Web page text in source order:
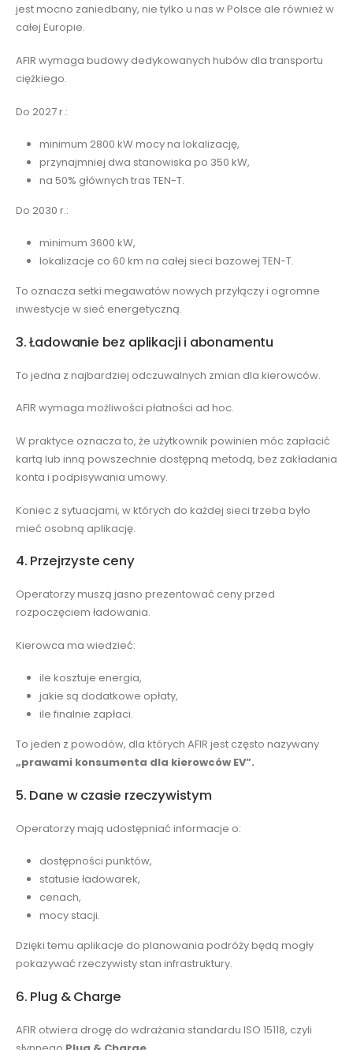
jest mocno zaniedbany, nie tylko u nas w Polsce ale również w
całej Europie.
AFIR wymaga budowy dedykowanych hubów dla transportu
ciężkiego.
Do 2027 r.:
minimum 2800 kW mocy na lokalizację,
przynajmniej dwa stanowiska po 350 kW,
na 50% głównych tras TEN-T.
Do 2030 r.:
minimum 3600 kW,
lokalizacje co 60 km na całej sieci bazowej TEN-T.
To oznacza setki megawatów nowych przyłączy i ogromne
inwestycje w sieć energetyczną.
3. Ładowanie bez aplikacji i abonamentu
To jedna z najbardziej odczuwalnych zmian dla kierowców.
AFIR wymaga możliwości płatności ad hoc.
W praktyce oznacza to, że użytkownik powinien móc zapłacić
kartą lub inną powszechnie dostępną metodą, bez zakładania
konta i podpisywania umowy.
Koniec z sytuacjami, w których do każdej sieci trzeba było
mieć osobną aplikację.
4. Przejrzyste ceny
Operatorzy muszą jasno prezentować ceny przed
rozpoczęciem ładowania.
Kierowca ma wiedzieć:
ile kosztuje energia,
jakie są dodatkowe opłaty,
ile finalnie zapłaci.
To jeden z powodów, dla których AFIR jest często nazywany
„prawami konsumenta dla kierowców EV”.
5. Dane w czasie rzeczywistym
Operatorzy mają udostępniać informacje o:
dostępności punktów,
statusie ładowarek,
cenach,
mocy stacji.
Dzięki temu aplikacje do planowania podróży będą mogły
pokazywać rzeczywisty stan infrastruktury.
6. Plug & Charge
AFIR otwiera drogę do wdrażania standardu ISO 15118, czyli